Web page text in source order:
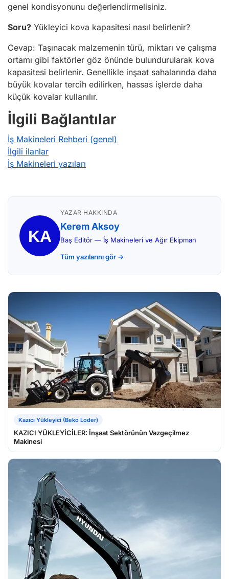
genel kondisyonunu değerlendirmelisiniz.
Soru? Yükleyici kova kapasitesi nasıl belirlenir?
Cevap: Taşınacak malzemenin türü, miktarı ve çalışma
ortamı gibi faktörler göz önünde bulundurularak kova
kapasitesi belirlenir. Genellikle inşaat sahalarında daha
büyük kovalar tercih edilirken, hassas işlerde daha
küçük kovalar kullanılır.
İlgili Bağlantılar
İş Makineleri Rehberi (genel)
İlgili ilanlar
İş Makineleri yazıları
YAZAR HAKKINDA
Kerem Aksoy
Baş Editör — İş Makineleri ve Ağır Ekipman
Tüm yazılarını gör →
Kazıcı Yükleyici (Beko Loder)
KAZICI YÜKLEYİCİLER: İnşaat Sektörünün Vazgeçilmez
Makinesi